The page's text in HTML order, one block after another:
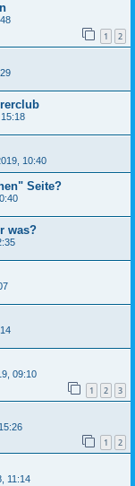
1 2
10:40
Seite?
was?
09:10
1 2 3
1 2
11:14